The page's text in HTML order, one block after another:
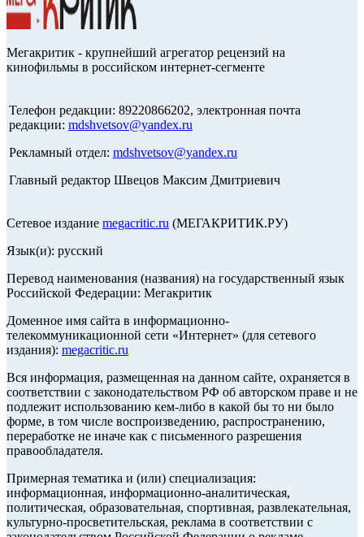
Мегакритик - крупнейший агрегатор рецензий на
кинофильмы в российском интернет-сегменте
Телефон редакции: 89220866202, электронная почта
редакции: mdshvetsov@yandex.ru
Рекламный отдел: mdshvetsov@yandex.ru
Главный редактор Швецов Максим Дмитриевич
Сетевое издание megacritic.ru (МЕГАКРИТИК.РУ)
Язык(и): русский
Перевод наименования (названия) на государственный язык
Российской Федерации: Мегакритик
Доменное имя сайта в информационно-
телекоммуникационной сети «Интернет» (для сетевого
издания): megacritic.ru
Вся информация, размещенная на данном сайте, охраняется в
соответствии с законодательством РФ об авторском праве и не
подлежит использованию кем-либо в какой бы то ни было
форме, в том числе воспроизведению, распространению,
переработке не иначе как с письменного разрешения
правообладателя.
Примерная тематика и (или) специализация:
информационная, информационно-аналитическая,
политическая, образовательная, спортивная, развлекательная,
культурно-просветительская, реклама в соответствии с